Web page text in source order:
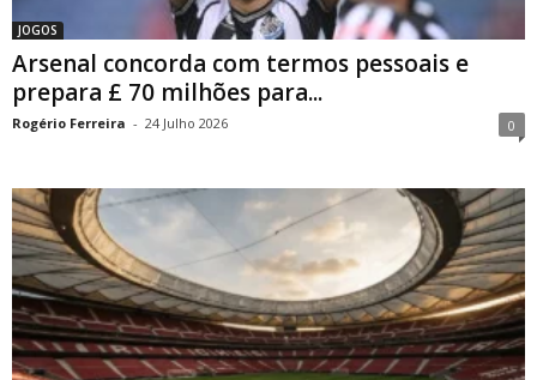
JOGOS
Arsenal concorda com termos pessoais e
prepara £ 70 milhões para...
Rogério Ferreira - 24 Julho 2026 0